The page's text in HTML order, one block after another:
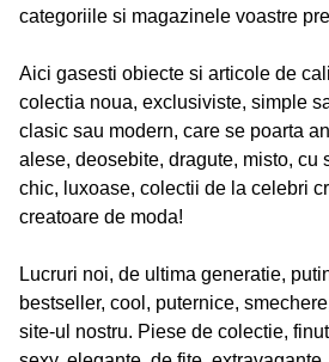
categoriile si magazinele voastre
Aici gasesti obiecte si articole de
colectia noua, exclusiviste, simple
clasic sau modern, care se poarta
alese, deosebite, dragute, misto, cu
chic, luxoase, colectii de la celebri
creatoare de moda!
Lucruri noi, de ultima generatie,
bestseller, cool, puternice,
site-ul nostru. Piese de colectie,